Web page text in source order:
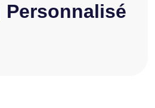
Personnalisé